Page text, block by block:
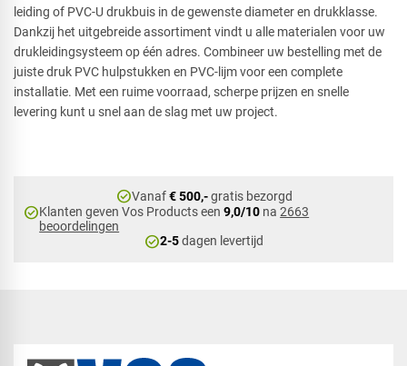
leiding of PVC-U drukbuis in de gewenste diameter en drukklasse.
Dankzij het uitgebreide assortiment vindt u alle materialen voor uw
drukleidingsysteem op één adres. Combineer uw bestelling met de
juiste druk PVC hulpstukken en PVC-lijm voor een complete
installatie. Met een ruime voorraad, scherpe prijzen en snelle
levering kunt u snel aan de slag met uw project.
check_circleVanaf€ 500,-gratis bezorgd
check_circleKlanten geven Vos Products een9,0/10 na2663
beoordelingen
check_circle2-5dagen levertijd